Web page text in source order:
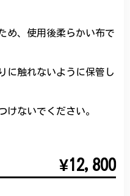
め、使用後柔らかい布で
に触れないように保管し
けないでください。
¥12,800